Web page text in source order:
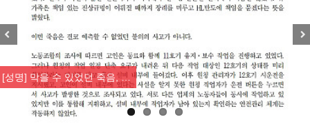
[성명] 막을 수 있었던 죽음, …